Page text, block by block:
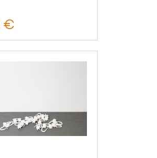
€